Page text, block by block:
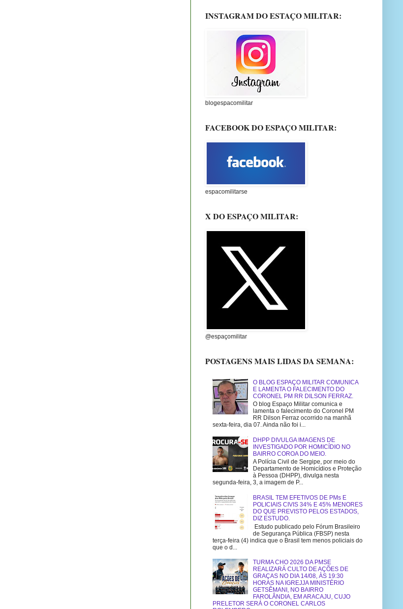
INSTAGRAM DO ESTAÇO MILITAR:
blogespacomilitar
FACEBOOK DO ESPAÇO MILITAR:
espacomilitarse
X DO ESPAÇO MILITAR:
@espaçomilitar
POSTAGENS MAIS LIDAS DA SEMANA:
O BLOG ESPAÇO MILITAR COMUNICA
E LAMENTA O FALECIMENTO DO
CORONEL PM RR DILSON FERRAZ.
O blog Espaço Militar comunica e
lamenta o falecimento do Coronel PM
RR Dilson Ferraz ocorrido na manhã
sexta-feira, dia 07. Ainda não foi i...
DHPP DIVULGA IMAGENS DE
INVESTIGADO POR HOMICÍDIO NO
BAIRRO COROA DO MEIO.
A Polícia Civil de Sergipe, por meio do
Departamento de Homicídios e Proteção
à Pessoa (DHPP), divulga nesta
segunda-feira, 3, a imagem de P...
BRASIL TEM EFETIVOS DE PMs E
POLICIAIS CIVIS 34% E 45% MENORES
DO QUE PREVISTO PELOS ESTADOS,
DIZ ESTUDO.
Estudo publicado pelo Fórum Brasileiro
de Segurança Pública (FBSP) nesta
terça-feira (4) indica que o Brasil tem menos policiais do
que o d...
TURMA CHO 2026 DA PMSE
REALIZARÁ CULTO DE AÇÕES DE
GRAÇAS NO DIA 14/08, ÀS 19:30
HORAS NA IGREJJA MINISTÉRIO
GETSÊMANI, NO BAIRRO
FAROLÂNDIA, EM ARACAJU, CUJO
PRELETOR SERÁ O CORONEL CARLOS